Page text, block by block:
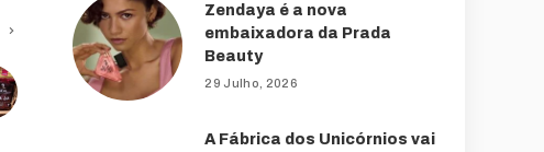
Zendaya é a nova
embaixadora da Prada
Beauty
29 Julho, 2026
A Fábrica dos Unicórnios vai